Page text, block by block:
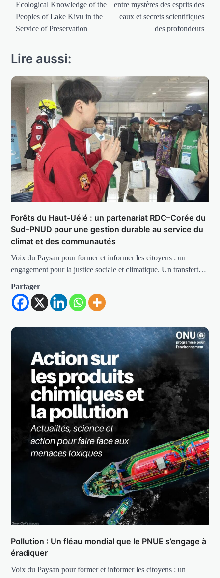
l’article
Ecological Knowledge of the
Peoples of Lake Kivu in the
Service of Preservation
entre mystères des esprits des
eaux et secrets scientifiques
des profondeurs
Lire aussi:
Forêts du Haut-Uélé : un partenariat RDC–Corée du
Sud–PNUD pour une gestion durable au service du
climat et des communautés
Voix du Paysan pour former et informer les citoyens : un
engagement pour la justice sociale et climatique. Un transfert…
Partager
Pollution : Un fléau mondial que le PNUE s’engage à
éradiquer
Voix du Paysan pour former et informer les citoyens : un